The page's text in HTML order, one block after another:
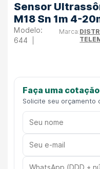
Sensor
M18 Sn 1m 4-
644
Faça uma
Solicite seu orçamento